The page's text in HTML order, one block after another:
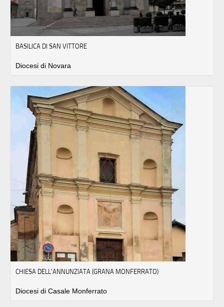
BASILICA DI SAN VITTORE
Diocesi di Novara
CHIESA DELL'ANNUNZIATA (GRANA MONFERRATO)
Diocesi di Casale Monferrato